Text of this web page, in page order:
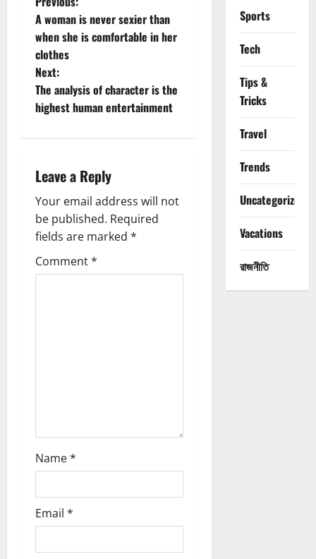
P
o
s
t
n
v
i
g
a
A woman is never sexier than
when she is comfortable in her
clothes
Next:
The analysis of character is the
highest human entertainment
Leave a Reply
Your email address will not
be published. Required
fields are marked *
Comment*
Name*
Email *
Sports
Tech
Tips &
Tricks
Travel
Trends
Uncategorized
Vacations
রাজনীতি